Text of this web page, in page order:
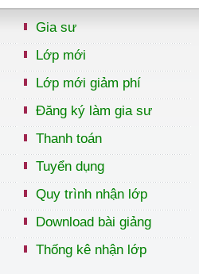
Gia sư
Lớp mới
Lớp mới giảm phí
Đăng ký làm gia sư
Thanh toán
Tuyển dụng
Quy trình nhận lớp
Download bài giảng
Thống kê nhận lớp